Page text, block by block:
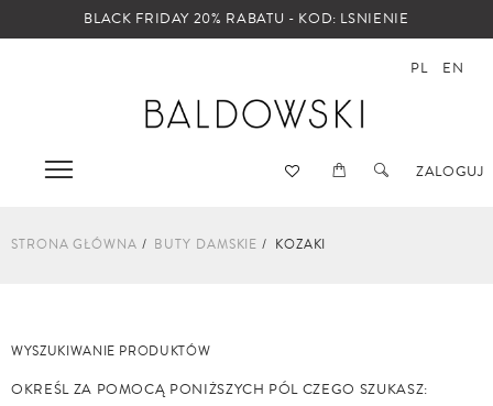
BLACK FRIDAY 20% RABATU - KOD: LSNIENIE
ZALOGUJ
PL EN
STRONA GŁÓWNA BUTY DAMSKIE KOZAKI
WYSZUKIWANIE PRODUKTÓW
OKREŚL ZA POMOCĄ PONIŻSZYCH PÓL CZEGO SZUKASZ: